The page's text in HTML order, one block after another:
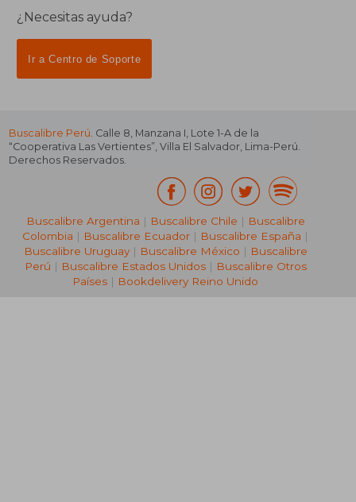
¿Necesitas ayuda?
Ir a Centro de Soporte
Buscalibre Perú. Calle 8, Manzana I, Lote 1-A de la
“Cooperativa Las Vertientes”, Villa El Salvador, Lima-Perú.
Derechos Reservados.
Buscalibre Argentina | Buscalibre Chile | Buscalibre
Colombia | Buscalibre Ecuador | Buscalibre España |
Buscalibre Uruguay| Buscalibre México | Buscalibre
Perú | Buscalibre Estados Unidos| Buscalibre Otros
Países | Bookdelivery Reino Unido